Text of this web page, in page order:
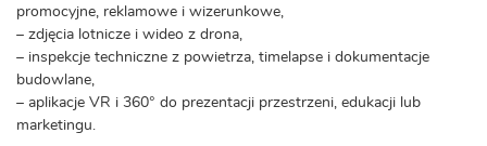
promocyjne, reklamowe i wizerunkowe,
– zdjęcia lotnicze i wideo z drona,
– inspekcje techniczne z powietrza, timelapse i dokumentacje
budowlane,
– aplikacje VR i 360° do prezentacji przestrzeni, edukacji lub
marketingu.